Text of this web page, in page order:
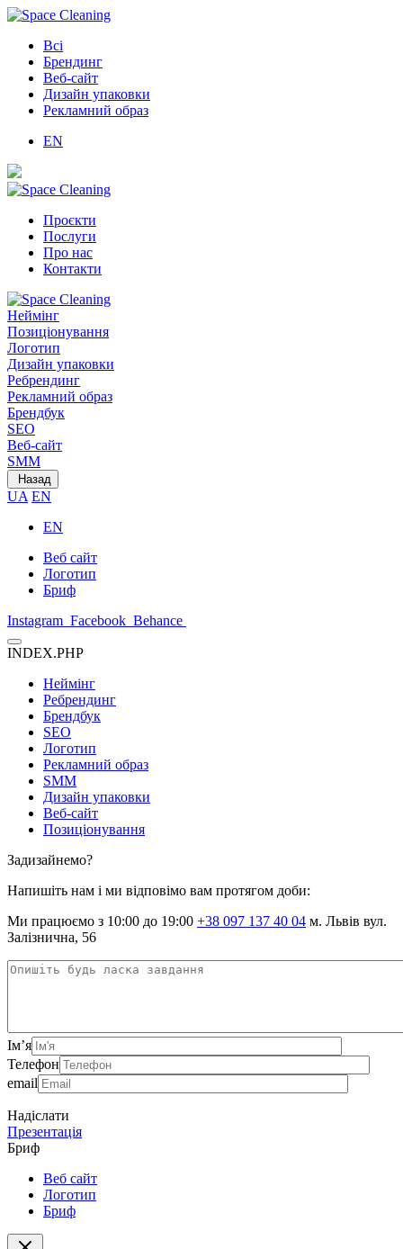
Всі
Брендинг
Веб-сайт
Дизайн упаковки
Рекламний образ
EN
Проєкти
Послуги
Про нас
Контакти
Неймінг
Позиціонування
Логотип
Дизайн упаковки
Ребрендинг
Рекламний образ
Брендбук
SEO
Веб-сайт
SMM
Назад
UA EN
EN
Веб сайт
Логотип
Бриф
Instagram Facebook Behance
INDEX.PHP
Неймінг
Ребрендинг
Брендбук
SEO
Логотип
Рекламний образ
SMM
Дизайн упаковки
Веб-сайт
Позиціонування
Задизайнемо?
Напишіть нам і ми відповімо вам протягом доби:
Ми працюємо з 10:00 до 19:00 +38 097 137 40 04 м. Львів вул.
Залізнична, 56
Ім’я
Телефон
email
Надіслати
Презентація
Бриф
Веб сайт
Логотип
Бриф